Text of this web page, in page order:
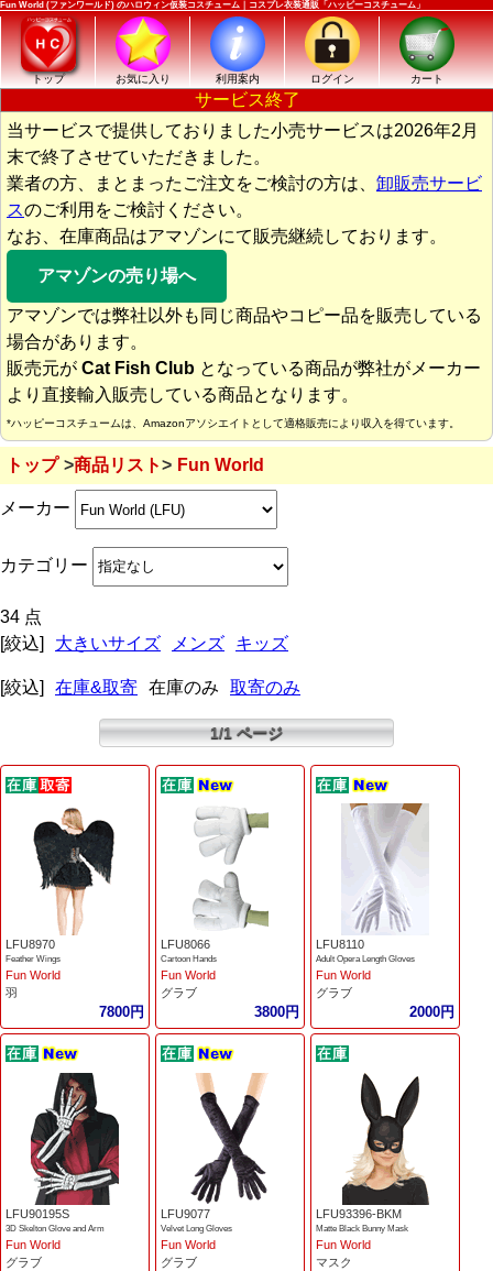
Fun World (ファンワールド) のハロウィン仮装コスチューム｜コスプレ衣装通販「ハッピーコスチューム」
トップ お気に入り 利用案内 ログイン カート
サービス終了
当サービスで提供しておりました小売サービスは2026年2月
末で終了させていただきました。
業者の方、まとまったご注文をご検討の方は、 卸販売サービ
スのご利用をご検討ください。
なお、在庫商品はアマゾンにて販売継続しております。
アマゾンの売り場へ
アマゾンでは弊社以外も同じ商品やコピー品を販売している
場合があります。
販売元が Cat Fish Club となっている商品が弊社がメーカー
より直接輸入販売している商品となります。
*ハッピーコスチュームは、Amazonアソシエイトとして適格販売により収入を得ています。
トップ 商品リスト Fun World
メーカー
カテゴリー
34 点
[絞込]
大きいサイズ メンズ キッズ
[絞込] 在庫&取寄 在庫のみ 取寄のみ
1/1 ページ
LFU8970
Feather Wings
Fun World
羽
7800円
LFU8066
Cartoon Hands
Fun World
グラブ
3800円
LFU8110
Adult Opera Length Gloves
Fun World
グラブ
2000円
LFU90195S
3D Skelton Glove and Arm
Fun World
グラブ
LFU9077
Velvet Long Gloves
Fun World
グラブ
LFU93396-BKM
Matte Black Bunny Mask
Fun World
マスク